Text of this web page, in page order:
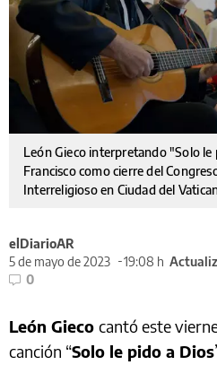
León Gieco interpretando "Solo le
Francisco como cierre del
Interreligioso en Ciudad del
elDiarioAR
5 de mayo de 2023
19:08 h
0
León Gieco cantó este
canción “Solo le pido a Dios